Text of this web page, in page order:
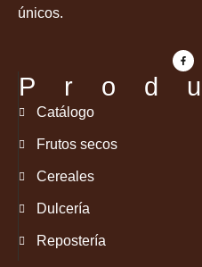
únicos.
Catálogo
Frutos secos
Cereales
Dulcería
Repostería